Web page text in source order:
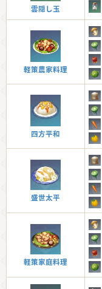
雲隠し玉
軽策農家料理
四方平和
盛世太平
軽策家庭料理